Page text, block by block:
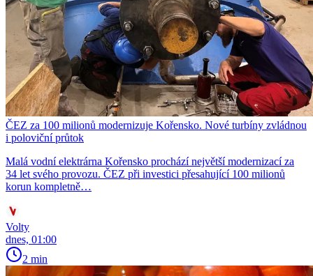
ČEZ za 100 milionů modernizuje Kořensko. Nové turbíny zvládnou
i poloviční průtok
Malá vodní elektrárna Kořensko prochází největší modernizací za
34 let svého provozu. ČEZ při investici přesahující 100 milionů
korun kompletně…
Volty
dnes, 01:00
2 min